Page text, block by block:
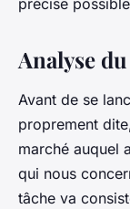
précise
Analyse
Avant de se
proprement
marché auquel
qui nous
tâche va